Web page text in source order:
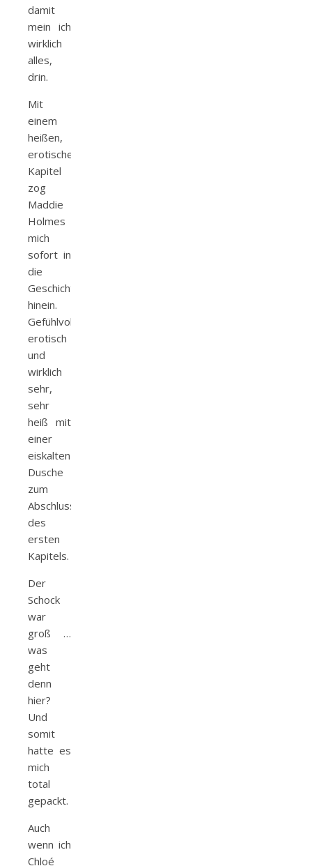
damit
mein ich
wirklich
alles,
drin.
Mit
einem
heißen,
erotischen
Kapitel
zog
Maddie
Holmes
mich
sofort in
die
Geschichte
hinein.
Gefühlvoll,
erotisch
und
wirklich
sehr,
sehr
heiß mit
einer
eiskalten
Dusche
zum
Abschluss
des
ersten
Kapitels.
Der
Schock
war
groß …
was
geht
denn
hier?
Und
somit
hatte es
mich
total
gepackt.
Auch
wenn ich
Chloé